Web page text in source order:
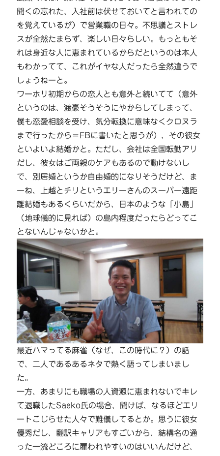
聞くの忘れた、入社前は伏せておいてと言われての
を覚えているが）で営業職の日々。不思議とストレ
スが全然たまらず、楽しい日々らしい。もっともそ
れは身近な人に恵まれているからだというのは本人
もわかってて、これがイヤな人だったら全然違うで
しょうねーと。
ワーホリ初期からの恋人とも意外と続いてて（意外
というのは、渡豪そうそうにやからしてしまって、
僕も恋愛相談を受け、気分転換に意味なくクロヌラ
まで行ったから＝FBに書いたと思うが）、その彼女
といよいよ結婚かと。ただし、会社は全国転勤アリ
だし、彼女はご両親のケアもあるので動けないし
で、別居婚というか自由婚的になりそうだけど、ま
ーね、上越とチリというエリーさんのスーパー遠距
離結婚もあるくらいだから、日本のような「小島」
（地球儀的に見れば）の島内程度だったらどってこ
とないんじゃないかと。
最近ハマってる麻雀（なぜ、この時代に？）の話
で、二人であるあるネタで熱く語ってしまいまし
た。
一方、あまりにも職場の人資源に恵まれないでキレ
て退職したSaeko氏の場合、聞けば、なるほどエリ
ートこじらせた人々で難儀してるとか。思うに彼女
優秀だし、翻訳キャリアもすごいから、結構名の通
った一流どころに雇われやすいのはいいんだけど、